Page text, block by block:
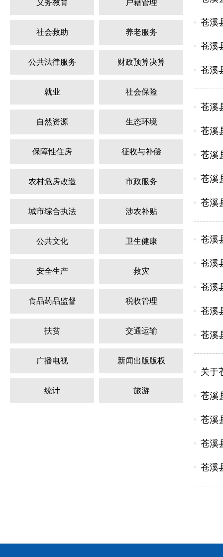
义务教育 户籍管理
社会救助 养老服务
公共法律服务 财政预算决算
就业 社会保险
自然资源 生态环境
保障性住房 征收与补偿
农村危房改造 市政服务
城市综合执法 涉农补贴
公共文化 卫生健康
安全生产 救灾
食品药品监督 税收管理
扶贫 交通运输
广播电视 新闻出版版权
统计 旅游
苍溪
苍溪
苍溪
苍溪
苍溪
苍溪
苍溪
苍溪
苍溪
苍溪
苍溪
苍溪
苍溪
关于
苍溪
苍溪
苍溪
苍溪